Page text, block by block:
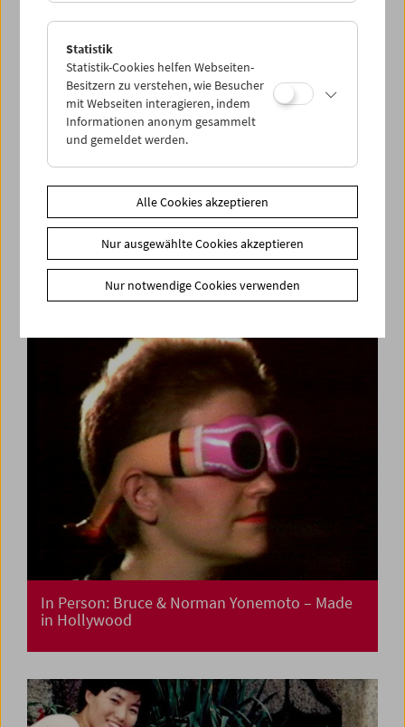
In Person: Onyeka Igwe
In Person: Bruce & Norman Yonemoto – Made
in Hollywood
Statistik
Statistik-Cookies helfen Webseiten-
Besitzern zu verstehen, wie Besucher
mit Webseiten interagieren, indem
Informationen anonym gesammelt
und gemeldet werden.
Alle Cookies akzeptieren
Nur ausgewählte Cookies akzeptieren
Nur notwendige Cookies verwenden